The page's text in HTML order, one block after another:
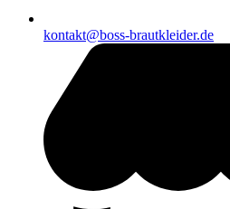
kontakt@boss-brautkleider.de